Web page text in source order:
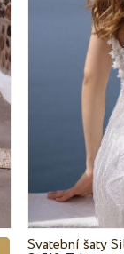
Svatební šaty